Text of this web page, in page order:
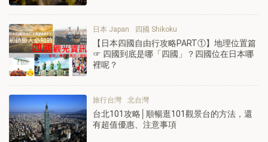
日本 Japan 四國 Shikoku
【日本四國自由行攻略PART①】地理位置篇
☞ 四國到底是哪「四國」？四國位在日本哪
裡呢？
旅行台灣 北台灣
台北101攻略│順暢逛101觀景台的方法，還
有超值優惠、注意事項